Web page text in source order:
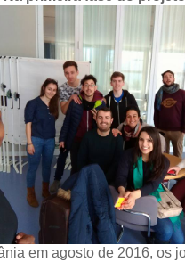
em agosto de 2016, os